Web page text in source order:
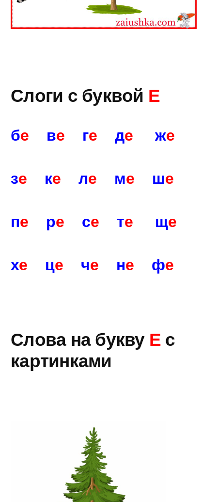
Слоги с буквой Е
бе ве ге де же
зе ке ле ме ше
пе ре се те ще
хе це че не фе
Слова на букву Ес
картинками